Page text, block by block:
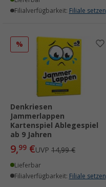
Filialverfügbarkeit: Filiale setzen
%
Denkriesen
Jammerlappen
Kartenspiel Ablegespiel
ab 9 Jahren
9,99 €UVP 14,99 €
Lieferbar
Filialverfügbarkeit: Filiale setzen